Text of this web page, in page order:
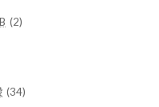
(2)
(34)